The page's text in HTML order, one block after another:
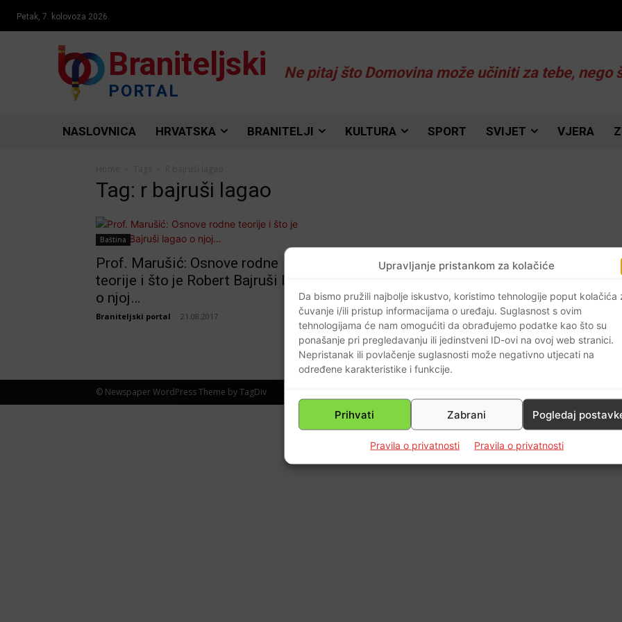
Upravljanje pristankom za kolačiće
Da bismo pružili najbolje iskustvo, koristimo tehnologije poput kolačića
čuvanje i/ili pristup informacijama o uređaju. Suglasnost s ovim
tehnologijama će nam omogućiti da obrađujemo podatke kao što su
ponašanje pri pregledavanju ili jedinstveni ID-ovi na ovoj web stranici.
Nepristanak ili povlačenje suglasnosti može negativno utjecati na
određene karakteristike i funkcije.
Prihvati Zabrani Pogledaj
Pravila o privatnosti Pravila o privatnosti
Petak, 7. kolovoza 2026.
Braniteljski
PORTAL
Ne pitaj što Domovina može učiniti za tebe, nego
NASLOVNICA HRVATSKA BRANITELJI KULTURA SPORT SVIJET VJERA
Tag: r bajruši lagao
Baština
Prof. Marušić: Osnove rodne
teorije i što je Robert Bajruši lagao
o njoj…
Braniteljski portal 21.08.2017 0
© Newspaper WordPress Theme by TagDiv